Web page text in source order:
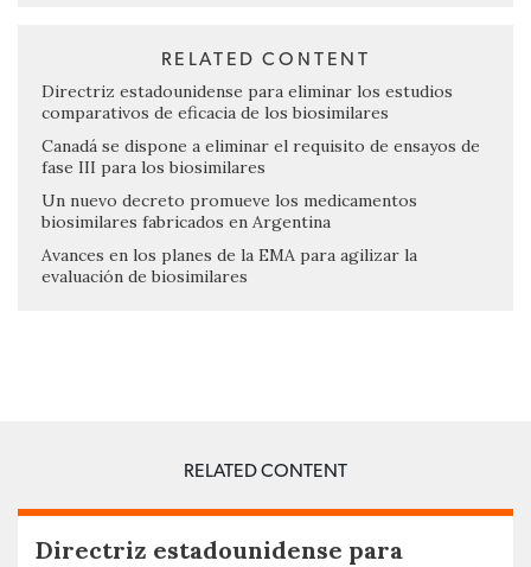
RELATED CONTENT
Directriz estadounidense para eliminar los estudios
comparativos de eficacia de los biosimilares
Canadá se dispone a eliminar el requisito de ensayos de
fase III para los biosimilares
Un nuevo decreto promueve los medicamentos
biosimilares fabricados en Argentina
Avances en los planes de la EMA para agilizar la
evaluación de biosimilares
RELATED CONTENT
Directriz estadounidense para